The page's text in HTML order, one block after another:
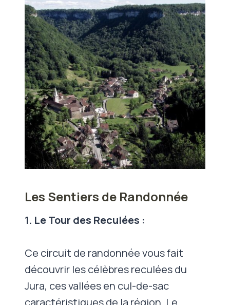
Les Sentiers de Randonnée
1. Le Tour des Reculées :
Ce circuit de randonnée vous fait
découvrir les célèbres reculées du
Jura, ces vallées en cul-de-sac
caractéristiques de la région. Le